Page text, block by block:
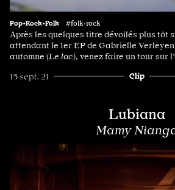
Pop•Rock•Folk #folk·rock
Après les quelques titre dévoilés plus tôt
attendant le 1er EP de Gabrielle
automne (Le lac), venez faire un tour sur
15 sept. 21 Clip
Lubiana
Mamy